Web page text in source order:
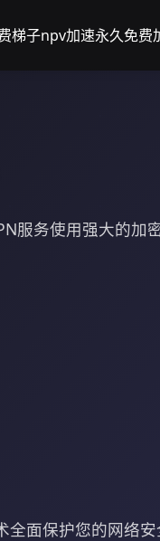
梯子npv加速永久免费
服务使用强大的加
全面保护您的网络安